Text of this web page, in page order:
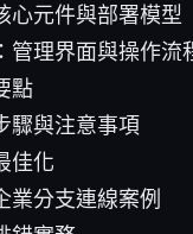
心元件與部署模型
管理界面與操作流
點
驟與注意事項
佳化
業分支連線案例